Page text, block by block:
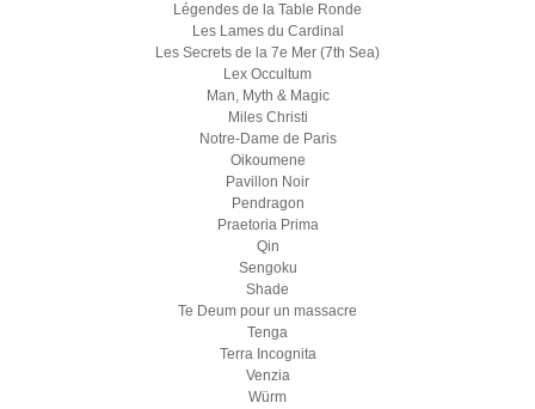
Légendes de la Table Ronde
Les Lames du Cardinal
Les Secrets de la 7e Mer (7th Sea)
Lex Occultum
Man, Myth & Magic
Miles Christi
Notre-Dame de Paris
Oikoumene
Pavillon Noir
Pendragon
Praetoria Prima
Qin
Sengoku
Shade
Te Deum pour un massacre
Tenga
Terra Incognita
Venzia
Würm